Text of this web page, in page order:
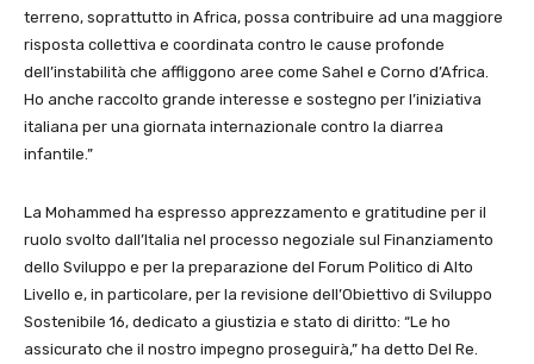
terreno, soprattutto in Africa, possa contribuire ad una maggiore
risposta collettiva e coordinata contro le cause profonde
dell’instabilità che affliggono aree come Sahel e Corno d’Africa.
Ho anche raccolto grande interesse e sostegno per l’iniziativa
italiana per una giornata internazionale contro la diarrea
infantile.”
La Mohammed ha espresso apprezzamento e gratitudine per il
ruolo svolto dall’Italia nel processo negoziale sul Finanziamento
dello Sviluppo e per la preparazione del Forum Politico di Alto
Livello e, in particolare, per la revisione dell’Obiettivo di Sviluppo
Sostenibile 16, dedicato a giustizia e stato di diritto: “Le ho
assicurato che il nostro impegno proseguirà,” ha detto Del Re.